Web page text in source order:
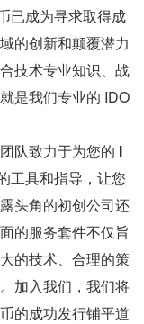
已成为寻求取得成
的创新和颠覆潜力
技术专业知识、战
是我们专业的 IDO
队致力于为您的 I
工具和指导，让您
头角的初创公司还
的服务套件不仅旨
的技术、合理的策
加入我们，我们将
的成功发行铺平道